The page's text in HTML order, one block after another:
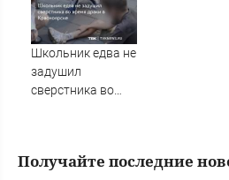
готовивших
теракт против
военных
Школьник едва не
задушил
сверстника во
Получайте последние